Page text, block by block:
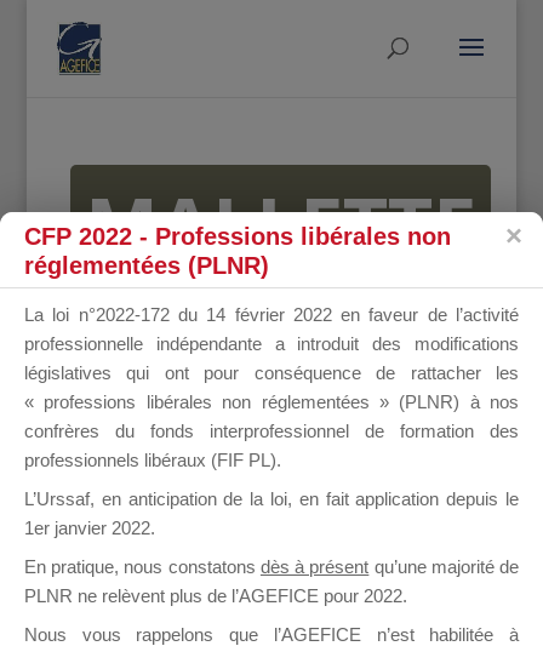
MALLETTE
DU
DIRIGEANT
il y a un mois
CFP 2022 - Professions libérales non
réglementées (PLNR)
La loi n°2022-172 du 14 février 2022 en faveur de l’activité
professionnelle indépendante a introduit des modifications
législatives qui ont pour conséquence de rattacher les
« professions libérales non réglementées » (PLNR) à nos
confrères du fonds interprofessionnel de formation des
professionnels libéraux (FIF PL).
L’Urssaf, en anticipation de la loi, en fait application depuis le
1er janvier 2022.
En pratique, nous constatons dès à présent qu’une majorité de
PLNR ne relèvent plus de l’AGEFICE pour 2022.
Nous vous rappelons que l’AGEFICE n’est habilitée à